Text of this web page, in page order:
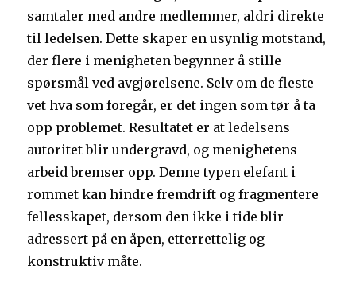
samtaler med andre medlemmer, aldri direkte
til ledelsen. Dette skaper en usynlig motstand,
der flere i menigheten begynner å stille
spørsmål ved avgjørelsene. Selv om de fleste
vet hva som foregår, er det ingen som tør å ta
opp problemet. Resultatet er at ledelsens
autoritet blir undergravd, og menighetens
arbeid bremser opp. Denne typen elefant i
rommet kan hindre fremdrift og fragmentere
fellesskapet, dersom den ikke i tide blir
adressert på en åpen, etterrettelig og
konstruktiv måte.